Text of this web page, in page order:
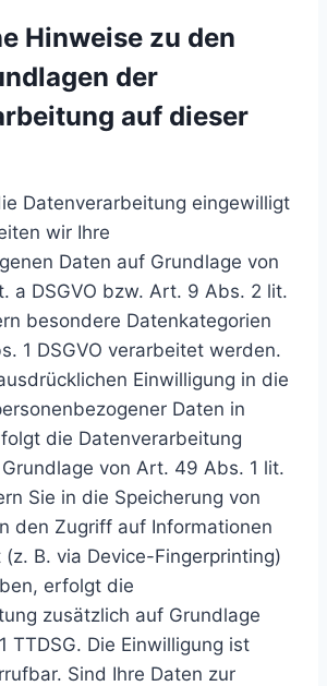
Hinweise zu den
der
auf dieser
Datenverarbeitung eingewilligt
wir Ihre
Daten auf Grundlage von
a DSGVO bzw. Art. 9 Abs. 2 lit.
besondere Datenkategorien
1 DSGVO verarbeitet werden.
Einwilligung in die
Daten in
die Datenverarbeitung
von Art. 49 Abs. 1 lit.
Sie in die Speicherung von
den Zugriff auf Informationen
(z. B. via Device-Fingerprinting)
erfolgt die
zusätzlich auf Grundlage
TTDSG. Die Einwilligung ist
Sind Ihre Daten zur